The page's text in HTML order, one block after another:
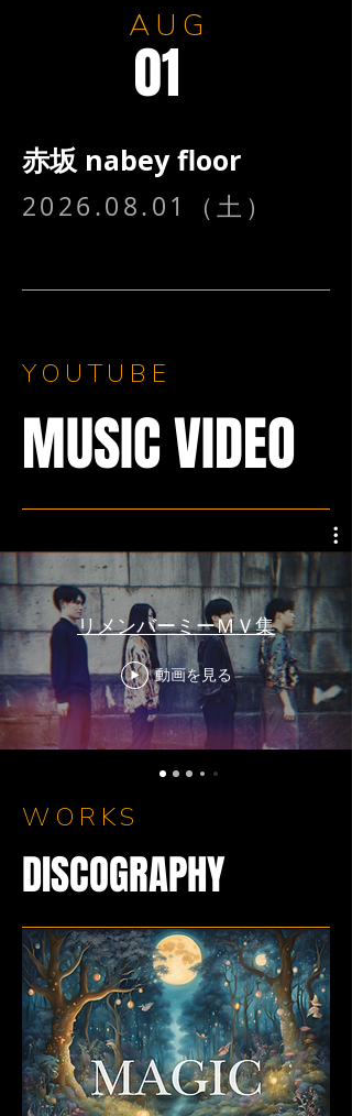
01
AUG
​赤坂 nabey floor
2026.08.01 （土）
YOUTUBE
MUSIC VIDEO
リメンバーミーＭＶ集
動画を見る
WORKS
DISCOGRAPHY